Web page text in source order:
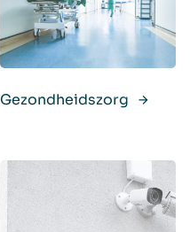
Gezondheidszorg